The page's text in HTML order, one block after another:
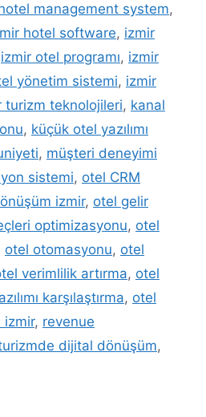
management system,
hotel software, izmir
izmir otel programı, izmir
yönetim sistemi, izmir
turizm teknolojileri, kanal
, küçük otel yazılımı
, müşteri deneyimi
sistemi, otel CRM
izmir, otel gelir
optimizasyonu, otel
otel otomasyonu, otel
verimlilik artırma, otel
karşılaştırma, otel
izmir, revenue
dijital dönüşüm,